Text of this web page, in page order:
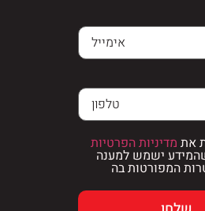
את מדיניות הפרטיות
ישמש למענה
המפורטות בה